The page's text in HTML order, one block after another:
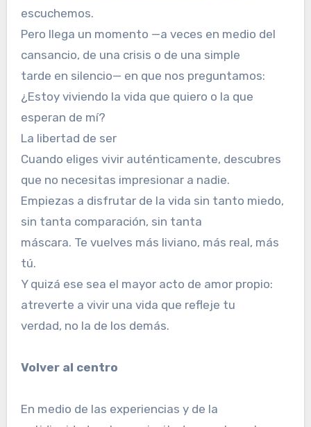
escuchemos.
Pero llega un momento —a veces en medio del
cansancio, de una crisis o de una simple
tarde en silencio— en que nos preguntamos:
¿Estoy viviendo la vida que quiero o la que
esperan de mí?
La libertad de ser
Cuando eliges vivir auténticamente, descubres
que no necesitas impresionar a nadie.
Empiezas a disfrutar de la vida sin tanto miedo,
sin tanta comparación, sin tanta
máscara. Te vuelves más liviano, más real, más
tú.
Y quizá ese sea el mayor acto de amor propio:
atreverte a vivir una vida que refleje tu
verdad, no la de los demás.
Volver al centro
En medio de las experiencias y de la